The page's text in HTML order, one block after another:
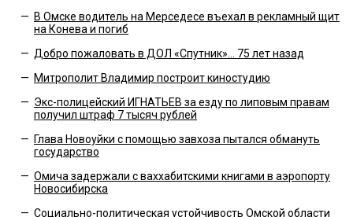
— В Омске водитель на Мерседесе въехал в рекламный щит
на Конева и погиб
— Добро пожаловать в ДОЛ «Спутник»... 75 лет назад
— Митрополит Владимир построит киностудию
— Экс-полицейский ИГНАТЬЕВ за езду по липовым правам
получил штраф 7 тысяч рублей
— Глава Новоуйки с помощью завхоза пытался обмануть
государство
— Омича задержали с ваххабитскими книгами в аэропорту
Новосибирска
— Социально-политическая устойчивость Омской области